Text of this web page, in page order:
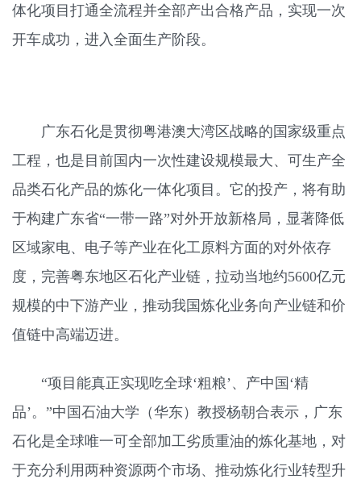
体化项目打通全流程并全部产出合格产品，实现一次
开车成功，进入全面生产阶段。
广东石化是贯彻粤港澳大湾区战略的国家级重点
工程，也是目前国内一次性建设规模最大、可生产全
品类石化产品的炼化一体化项目。它的投产，将有助
于构建广东省“一带一路”对外开放新格局，显著降低
区域家电、电子等产业在化工原料方面的对外依存
度，完善粤东地区石化产业链，拉动当地约5600亿元
规模的中下游产业，推动我国炼化业务向产业链和价
值链中高端迈进。
“项目能真正实现吃全球‘粗粮’、产中国‘精
品’。”中国石油大学（华东）教授杨朝合表示，广东
石化是全球唯一可全部加工劣质重油的炼化基地，对
于充分利用两种资源两个市场、推动炼化行业转型升